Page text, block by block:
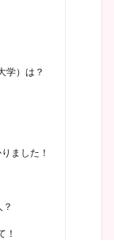
学）は？
ました！
！